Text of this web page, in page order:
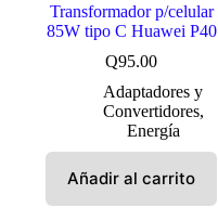
Transformador p/celular
85W tipo C Huawei P40
Q95.00
Adaptadores y
Convertidores,
Energía
Añadir al carrito